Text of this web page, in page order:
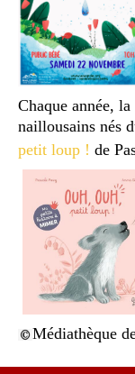
Chaque année,
naillousains nés
petit loup ! de
Médiathèque